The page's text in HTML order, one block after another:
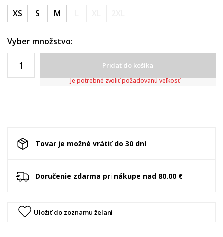
XS S M
Vyber množstvo:
Pridať do košíka
Je potrebné zvoliť požadovanú veľkosť
Tovar je možné vrátiť do 30 dní
Doručenie zdarma pri nákupe nad 80.00 €
Uložiť do zoznamu želaní